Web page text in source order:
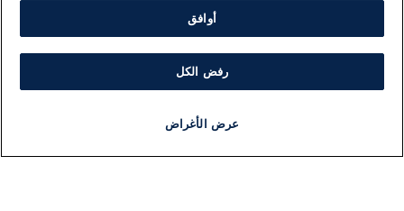
أوافق
رفض الكل
عرض الأغراض